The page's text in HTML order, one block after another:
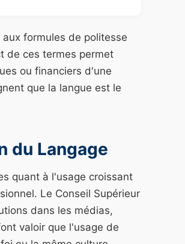
formules de politesse
de ces termes permet
ou financiers d'une
que la langue est le
du Langage
quant à l'usage croissant
Le Conseil Supérieur
dans les médias,
valoir que l'usage de